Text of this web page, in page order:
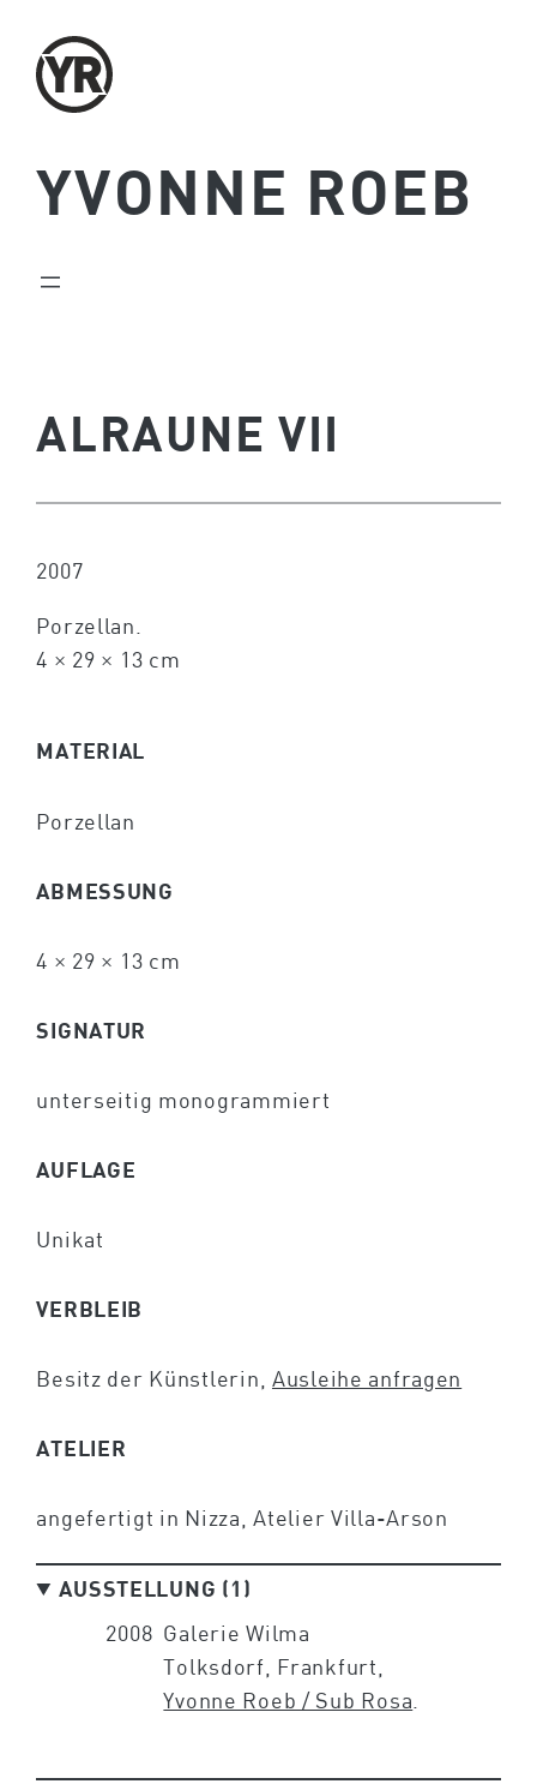
Inhalt
springen
YVONNE ROEB
ALRAUNE VII
2007
Porzellan.
4 × 29 × 13 cm
MATERIAL
Porzellan
ABMESSUNG
4 × 29 × 13 cm
SIGNATUR
unterseitig monogrammiert
AUFLAGE
Unikat
VERBLEIB
Besitz der Künstlerin, Ausleihe anfragen
ATELIER
angefertigt in Nizza, Atelier Villa-Arson
AUSSTELLUNG (1)
2008 Galerie Wilma
Tolksdorf, Frankfurt,
Yvonne Roeb / Sub Rosa